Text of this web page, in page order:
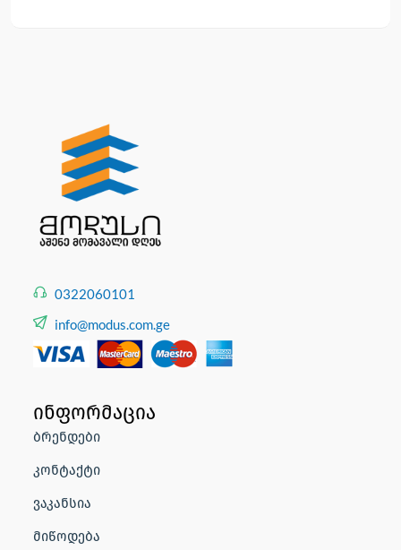
0322060101
info@modus.com.ge
ინფორმაცია
ბრენდები
კონტაქტი
ვაკანსია
მიწოდება